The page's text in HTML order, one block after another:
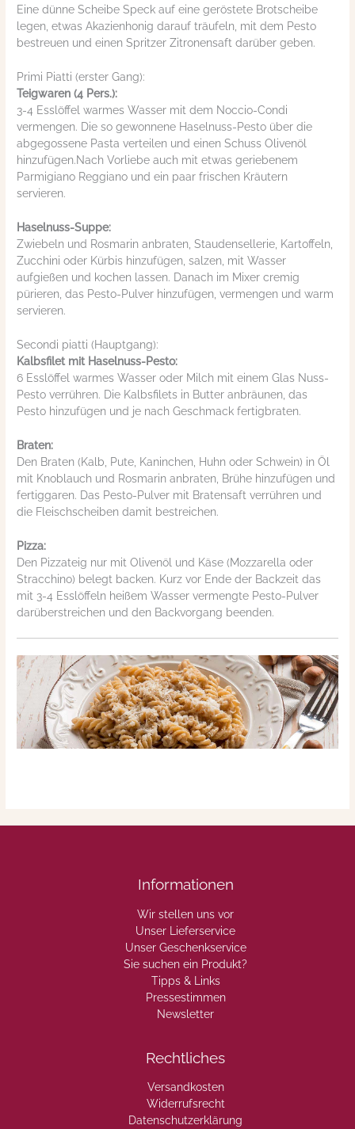
Eine dünne Scheibe Speck auf eine geröstete Brotscheibe
legen, etwas Akazienhonig darauf träufeln, mit dem Pesto
bestreuen und einen Spritzer Zitronensaft darüber geben.
Primi Piatti (erster Gang):
Teigwaren (4 Pers.):
3-4 Esslöffel warmes Wasser mit dem Noccio-Condi
vermengen. Die so gewonnene Haselnuss-Pesto über die
abgegossene Pasta verteilen und einen Schuss Olivenöl
hinzufügen.Nach Vorliebe auch mit etwas geriebenem
Parmigiano Reggiano und ein paar frischen Kräutern
servieren.
Haselnuss-Suppe:
Zwiebeln und Rosmarin anbraten, Staudensellerie, Kartoffeln,
Zucchini oder Kürbis hinzufügen, salzen, mit Wasser
aufgießen und kochen lassen. Danach im Mixer cremig
pürieren, das Pesto-Pulver hinzufügen, vermengen und warm
servieren.
Secondi piatti (Hauptgang):
Kalbsfilet mit Haselnuss-Pesto:
6 Esslöffel warmes Wasser oder Milch mit einem Glas Nuss-
Pesto verrühren. Die Kalbsfilets in Butter anbräunen, das
Pesto hinzufügen und je nach Geschmack fertigbraten.
Braten:
Den Braten (Kalb, Pute, Kaninchen, Huhn oder Schwein) in Öl
mit Knoblauch und Rosmarin anbraten, Brühe hinzufügen und
fertiggaren. Das Pesto-Pulver mit Bratensaft verrühren und
die Fleischscheiben damit bestreichen.
Pizza:
Den Pizzateig nur mit Olivenöl und Käse (Mozzarella oder
Stracchino) belegt backen. Kurz vor Ende der Backzeit das
mit 3-4 Esslöffeln heißem Wasser vermengte Pesto-Pulver
darüberstreichen und den Backvorgang beenden.
Informationen
Wir stellen uns vor
Unser Lieferservice
Unser Geschenkservice
Sie suchen ein Produkt?
Tipps & Links
Pressestimmen
Newsletter
Rechtliches
Versandkosten
Widerrufsrecht
Datenschutzerklärung